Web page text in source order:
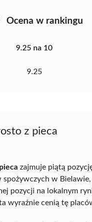
Ocena w rankingu
9.25 na 10
9.25
z pieca
zajmuje piątą
spożywczych w
pozycji na lokalnym
wyraźnie cenią tę